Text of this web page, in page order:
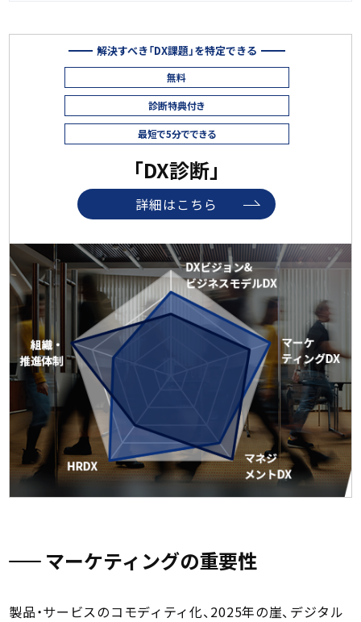
解決すべき「DX課題」を特定できる
無料
診断特典付き
最短で5分でできる
「DX診断」
詳細はこちら
マーケティングの重要性
製品・サービスのコモディティ化、2025年の崖、デジタル